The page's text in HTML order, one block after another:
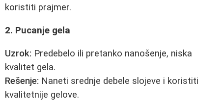
koristiti prajmer.
2. Pucanje gela
Uzrok: Predebelo ili pretanko nanošenje, niska
kvalitet gela.
Rešenje: Naneti srednje debele slojeve i koristiti
kvalitetnije gelove.